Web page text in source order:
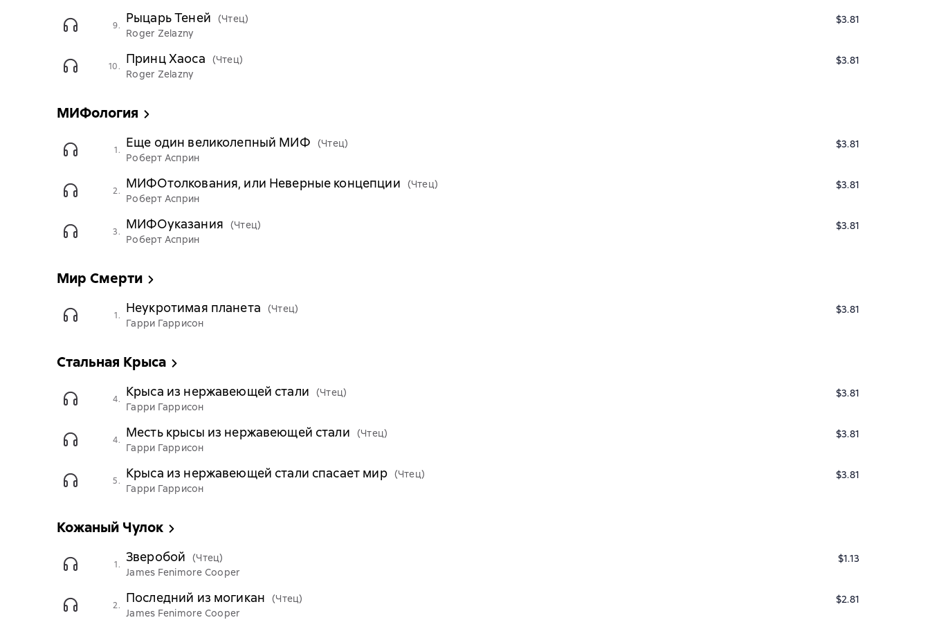
9. Рыцарь Теней
(Чтец)
Roger Zelazny
$3.81
10. Принц Хаоса
(Чтец)
Roger Zelazny
$3.81
МИФология
1. Еще один великолепный МИФ
(Чтец)
Роберт Асприн
$3.81
2. МИФОтолкования, или Неверные концепции
(Чтец)
Роберт Асприн
$3.81
3. МИФОуказания
(Чтец)
Роберт Асприн
$3.81
Мир Смерти
1. Неукротимая планета
(Чтец)
Гарри Гаррисон
$3.81
Стальная Крыса
4. Крыса из нержавеющей стали
(Чтец)
Гарри Гаррисон
$3.81
4. Месть крысы из нержавеющей стали
(Чтец)
Гарри Гаррисон
$3.81
5. Крыса из нержавеющей стали спасает мир (Чтец)
Гарри Гаррисон
$3.81
Кожаный Чулок
1. Зверобой
(Чтец)
James Fenimore Cooper
$1.13
2. Последний из могикан
(Чтец)
James Fenimore Cooper
$2.81